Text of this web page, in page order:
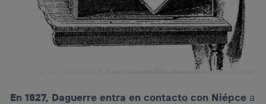
En 1827, Daguerre entra en contacto con Niépce a